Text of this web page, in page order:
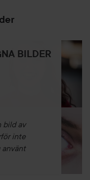
BILDER
bild av
inte
använt